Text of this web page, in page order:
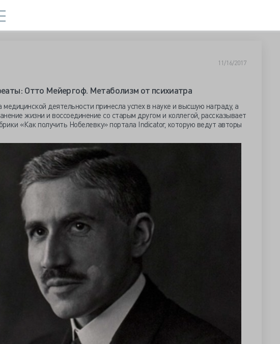
11/16/2017
Отто Мейергоф. Метаболизм от психиатра
деятельности принесла успех в науке и высшую награду, а
жизни и воссоединение со старым другом и коллегой, рассказывает
«Как получить Нобелевку» портала Indicator, которую ведут авторы